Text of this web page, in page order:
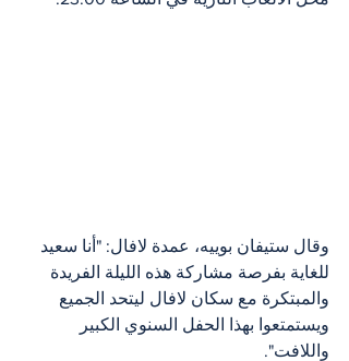
وقال ستيفان بوييه، عمدة لافال: "أنا سعيد
للغاية بفرصة مشاركة هذه الليلة الفريدة
والمبتكرة مع سكان لافال ليتحد الجميع
ويستمتعوا بهذا الحفل السنوي الكبير
واللافت".